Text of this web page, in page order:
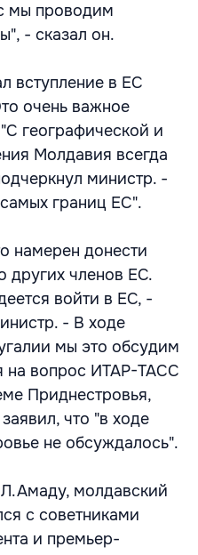
мы проводим
- сказал он.
вступление в ЕС
очень важное
географической и
Молдавия всегда
министр. -
границ ЕС".
намерен донести
других членов ЕС.
войти в ЕС, -
- В ходе
мы это обсудим
на вопрос ИТАР-ТАСС
Приднестровья,
что "в ходе
не обсуждалось".
молдавский
с советниками
и премьер-